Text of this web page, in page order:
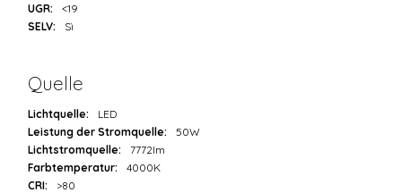
UGR:
<19
SELV:
Sì
Quelle
Lichtquelle:
LED
Leistung der Stromquelle:
50W
Lichtstromquelle:
7772lm
Farbtemperatur:
4000K
CRI:
>80